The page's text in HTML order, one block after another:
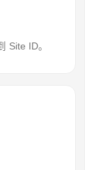
Site ID。